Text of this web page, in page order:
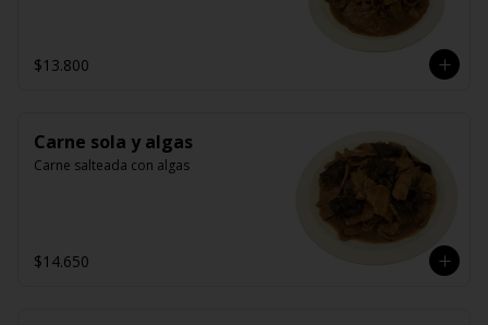
$13.800
Carne sola y algas
Carne salteada con algas
$14.650